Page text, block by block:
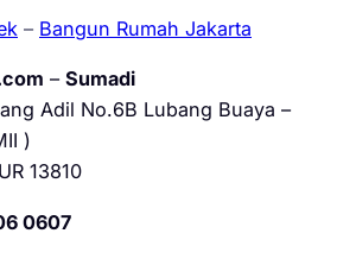
– Bangun Rumah Jakarta
– Sumadi
Adil No.6B Lubang Buaya –
)
13810
0607